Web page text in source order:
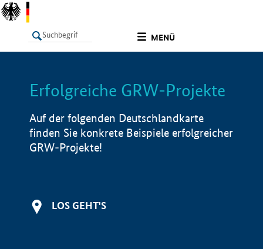
MENÜ
LISTE Info
Erfolgreiche GRW-Projekte
Auf der folgenden Deutschlandkarte
finden Sie konkrete Beispiele erfolgreicher
GRW-Projekte!
LOS GEHT'S